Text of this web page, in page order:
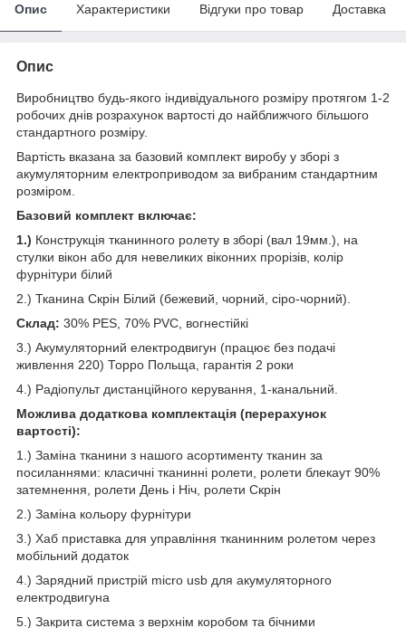
Опис Характеристики Відгуки про товар Доставка
Опис
Виробництво будь-якого індивідуального розміру протягом 1-2
робочих днів розрахунок вартості до найближчого більшого
стандартного розміру.
Вартість вказана за базовий комплект виробу у зборі з
акумуляторним електроприводом за вибраним стандартним
розміром.
Базовий комплект включає:
1.) Конструкція тканинного ролету в зборі (вал 19мм.), на
стулки вікон або для невеликих віконних прорізів, колір
фурнітури білий
2.) Тканина Скрін Білий (бежевий, чорний, сіро-чорний).
Склад: 30% PES, 70% PVC, вогнестійкі
3.) Акумуляторний електродвигун (працює без подачі
живлення 220) Торро Польща, гарантія 2 роки
4.) Радіопульт дистанційного керування, 1-канальний.
Можлива додаткова комплектація (перерахунок
вартості):
1.) Заміна тканини з нашого асортименту тканин за
посиланнями: класичні тканинні ролети, ролети блекаут 90%
затемнення, ролети День і Ніч, ролети Скрін
2.) Заміна кольору фурнітури
3.) Хаб приставка для управління тканинним ролетом через
мобільний додаток
4.) Зарядний пристрій micro usb для акумуляторного
електродвигуна
5.) Закрита система з верхнім коробом та бічними